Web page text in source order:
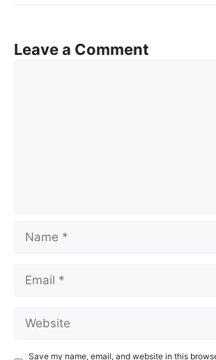
Leave a Comment
Name
Email
Website
Save my name, email, and website in this